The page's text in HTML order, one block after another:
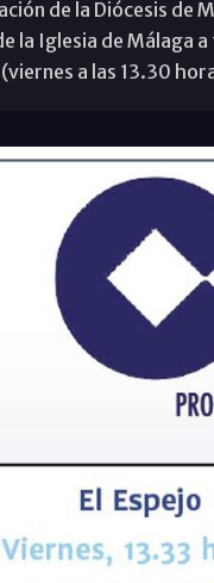
de la Diócesis de
la Iglesia de Málaga
a las 13.30